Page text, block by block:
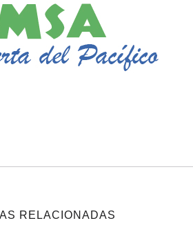
RELACIONADAS